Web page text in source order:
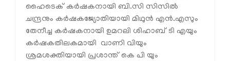
ഹൈടെക് കർഷകനായി ബി.സി സിസിൽ
ചന്ദ്രനും കർഷകജ്യോതിയായി മിഥുൻ എൻ.എസും
തേനീച്ച കർഷകനായി ഉമറലി ശിഹാബ് ടി എയും
കർഷകതിലകമായി വാണി വിയും
ശ്രമശക്തിയായി പ്രശാന്ത് കെ പി യും